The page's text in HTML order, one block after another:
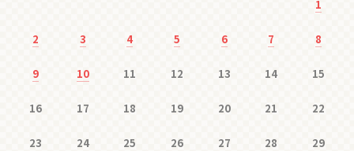
1
2 3 4 5 6 7 8
9 10 11 12 13 14 15
16 17 18 19 20 21 22
23 24 25 26 27 28 29